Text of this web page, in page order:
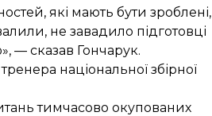
які мають бути зроблені,
не завадило підготовці
— сказав Гончарук.
національної збірної
тимчасово окупованих